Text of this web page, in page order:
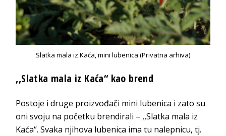
Slatka mala iz Kaća, mini lubenica (Privatna arhiva)
,,Slatka mala iz Kaća“ kao brend
Postoje i druge proizvođači mini lubenica i zato su
oni svoju na početku brendirali – ,,Slatka mala iz
Kaća“. Svaka njihova lubenica ima tu nalepnicu, tj.